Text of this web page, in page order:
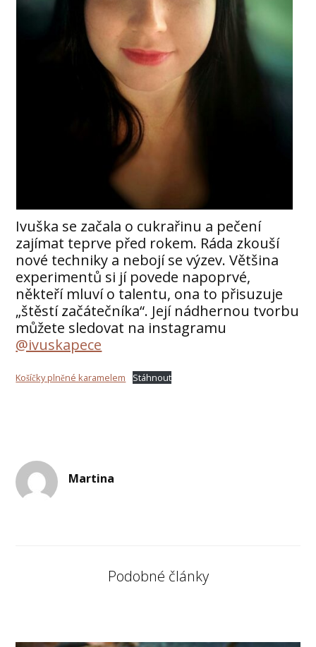
Ivuška se začala o cukrařinu a pečení
zajímat teprve před rokem. Ráda zkouší
nové techniky a nebojí se výzev. Většina
experimentů si jí povede napoprvé,
někteří mluví o talentu, ona to přisuzuje
„štěstí začátečníka“. Její nádhernou tvorbu
můžete sledovat na instagramu
@ivuskapece
Košíčky plněné karamelem Stáhnout
Martina
Podobné články